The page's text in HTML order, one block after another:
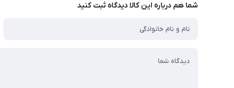
شما هم درباره این کالا دیدگاه ثبت کنید